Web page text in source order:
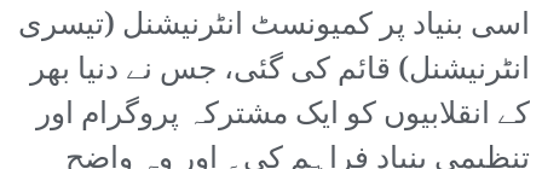
اسی بنیاد پر کمیونسٹ انٹرنیشنل (تیسری
انٹرنیشنل) قائم کی گئی، جس نے دنیا بھر
کے انقلابیوں کو ایک مشترکہ پروگرام اور